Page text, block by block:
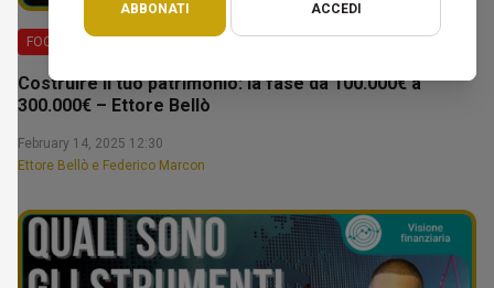
ABBONATI ACCEDI
FOCUS
Costruire il tuo patrimonio: la fase da 100.000€ a
300.000€ – Ettore Bellò
February 14, 2025 12:30
Ettore Bellò e Federico Marcon